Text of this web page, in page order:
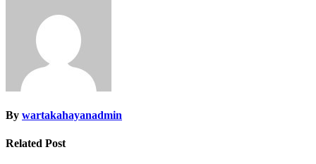
By wartakahayanadmin
Related Post